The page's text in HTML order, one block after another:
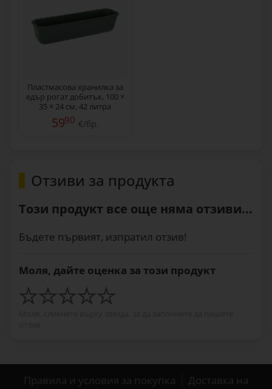
Пластмасовa хранилка за
едър рогат добитък, 100 ×
35 × 24 см, 42 литра
5990 €/бр.
Отзиви за продукта
Този продукт все още няма отзиви...
Бъдете първият, изпратил отзив!
Моля, дайте оценка за този продукт
Правила и условия за покупка
Доставка на